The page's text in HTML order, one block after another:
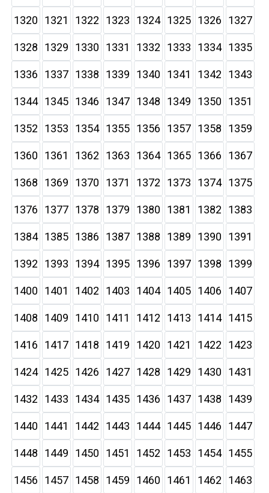
1320 1321 1322 1323 1324 1325 1326 1327
1328 1329 1330 1331 1332 1333 1334 1335
1336 1337 1338 1339 1340 1341 1342 1343
1344 1345 1346 1347 1348 1349 1350 1351
1352 1353 1354 1355 1356 1357 1358 1359
1360 1361 1362 1363 1364 1365 1366 1367
1368 1369 1370 1371 1372 1373 1374 1375
1376 1377 1378 1379 1380 1381 1382 1383
1384 1385 1386 1387 1388 1389 1390 1391
1392 1393 1394 1395 1396 1397 1398 1399
1400 1401 1402 1403 1404 1405 1406 1407
1408 1409 1410 1411 1412 1413 1414 1415
1416 1417 1418 1419 1420 1421 1422 1423
1424 1425 1426 1427 1428 1429 1430 1431
1432 1433 1434 1435 1436 1437 1438 1439
1440 1441 1442 1443 1444 1445 1446 1447
1448 1449 1450 1451 1452 1453 1454 1455
1456 1457 1458 1459 1460 1461 1462 1463